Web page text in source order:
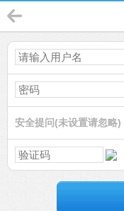
安全提问(未设置请忽略)